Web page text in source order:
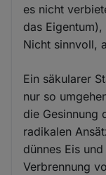
es nicht
das
Nicht sinnvoll,
Ein säkularer
nur so
die Gesinnung
radikalen
dünnes Eis
Verbrennung